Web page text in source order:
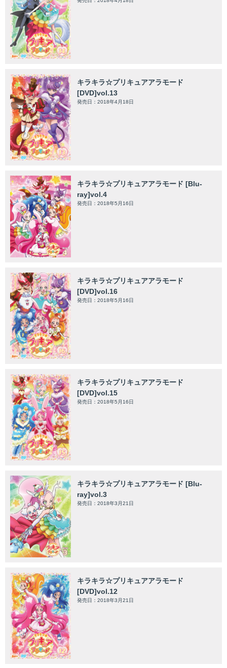
キラキラ☆プリキュアアラモード
[DVD]vol.13
発売日：2018年4月18日
キラキラ☆プリキュアアラモード [Blu-
ray]vol.4
発売日：2018年5月16日
キラキラ☆プリキュアアラモード
[DVD]vol.16
発売日：2018年5月16日
キラキラ☆プリキュアアラモード
[DVD]vol.15
発売日：2018年5月16日
キラキラ☆プリキュアアラモード [Blu-
ray]vol.3
発売日：2018年3月21日
キラキラ☆プリキュアアラモード
[DVD]vol.12
発売日：2018年3月21日